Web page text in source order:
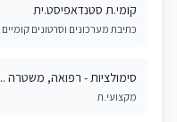
קומי.ת סטנדאפיסט.ית
כתיבת מערכונים וסרטונים קומיים
סימולציות - רפואה, משטרה ..
מקצועי.ת